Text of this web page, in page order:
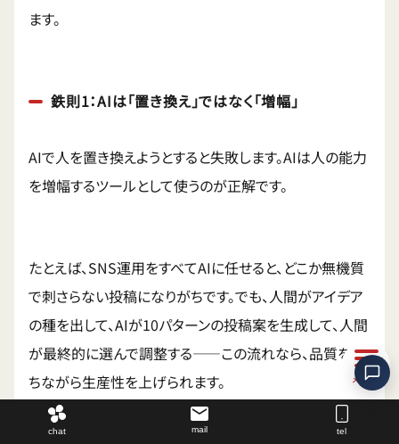
ます。
鉄則1：AIは「置き換え」ではなく「増幅」
AIで人を置き換えようとすると失敗します。AIは人の能力
を増幅するツールとして使うのが正解です。
たとえば、SNS運用をすべてAIに任せると、どこか無機質
で刺さらない投稿になりがちです。でも、人間がアイデア
の種を出して、AIが10パターンの投稿案を生成して、人間
が最終的に選んで調整する——この流れなら、品質を保
ちながら生産性を上げられます。
chat mail tel